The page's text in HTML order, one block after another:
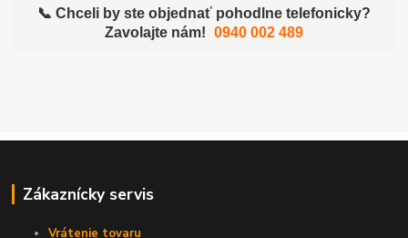
📞 Chceli by ste objednať pohodlne telefonicky?
Zavolajte nám! 0940 002 489
Zákaznícky servis
Vrátenie tovaru